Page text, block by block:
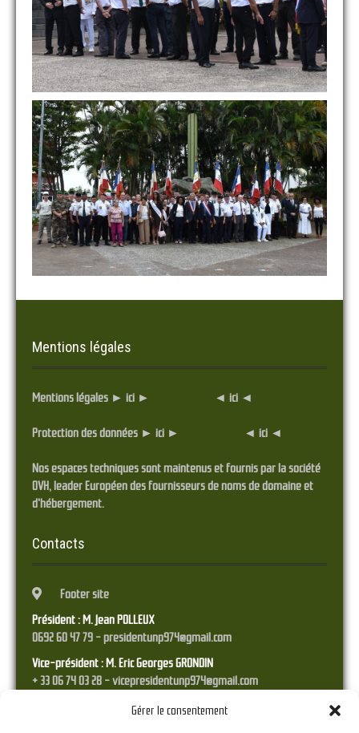
Gérer le consentement
Mentions légales
Mentions légales ► ici ► ◄ ici ◄
Protection des données ► ici ► ◄ ici ◄
Nos espaces techniques sont maintenus et fournis par la société
OVH, leader Européen des fournisseurs de noms de domaine et
d'hébergement.
Contacts
Footer site
Président : M. Jean POLLEUX
0692 60 47 79 - presidentunp974@gmail.com
Vice-président : M. Eric Georges GRONDIN
+ 33 06 74 03 28 - vicepresidentunp974@gmail.com
Trésorier : M. Franck STYRANEC